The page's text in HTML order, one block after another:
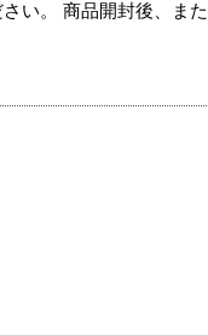
い。 商品開封後、ま